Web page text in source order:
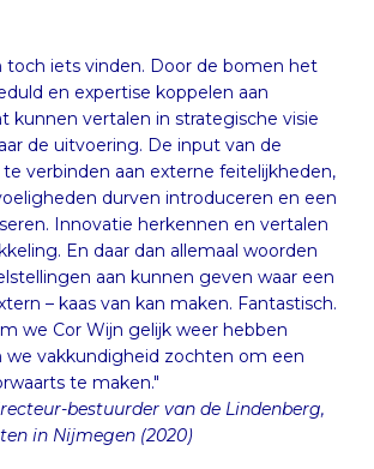
toch iets vinden. Door de bomen het
en expertise koppelen aan
kunnen vertalen in strategische visie
de uitvoering. De input van de
verbinden aan externe feitelijkheden,
durven introduceren en een
Innovatie herkennen en vertalen
En daar dan allemaal woorden
aan kunnen geven waar een
– kaas van kan maken. Fantastisch.
we Cor Wijn gelijk weer hebben
we vakkundigheid zochten om een
te maken."
bestuurder van de Lindenberg,
in Nijmegen (2020)